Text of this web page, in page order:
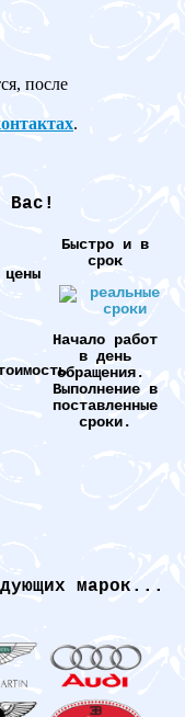
после
.
Вас!
цены
Быстро и в
срок
Начало работ
в день
обращения.
Выполнение в
поставленные
сроки.
марок...